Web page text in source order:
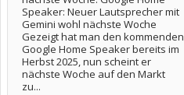
Speaker: Neuer Lautsprecher mit
Gemini wohl nächste Woche
Gezeigt hat man den kommenden
Google Home Speaker bereits im
Herbst 2025, nun scheint er
nächste Woche auf den Markt
zu...